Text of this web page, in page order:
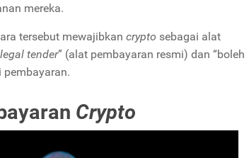
mereka.
tersebut mewajibkan crypto sebagai alat
legal tender” (alat pembayaran resmi) dan “boleh
pembayaran.
Crypto